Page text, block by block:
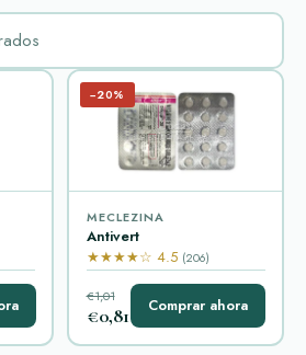
−20%
MECLEZINA
Antivert
★★★★☆ 4.5 (206)
€1,01
€0,81 Comprar ahora